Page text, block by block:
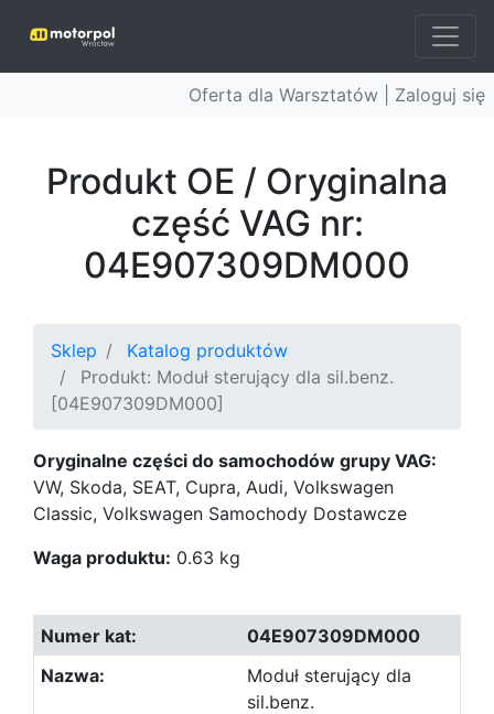
Oferta dla Warsztatów | Zaloguj się
Produkt OE / Oryginalna
część VAG nr:
04E907309DM000
Sklep
Katalog produktów
Produkt: Moduł sterujący dla sil.benz.
[04E907309DM000]
Oryginalne części do samochodów grupy VAG:
VW, Skoda, SEAT, Cupra, Audi, Volkswagen
Classic, Volkswagen Samochody Dostawcze
Waga produktu: 0.63 kg
04E907309DM000
Moduł sterujący dla
sil.benz.